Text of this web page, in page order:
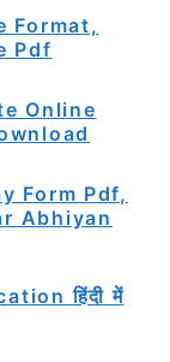
Format,
Pdf
Online
Form Pdf,
Abhiyan
हिंदी में